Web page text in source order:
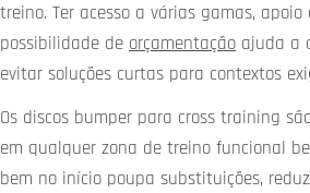
treino. Ter acesso a várias gamas, apoio
possibilidade de orçamentação ajuda a
evitar soluções curtas para contextos
Os discos bumper para cross training
em qualquer zona de treino funcional
bem no início poupa substituições,